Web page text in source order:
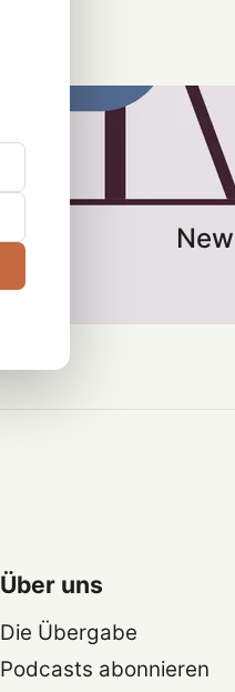
Über uns
Die Übergabe
Podcasts abonnieren